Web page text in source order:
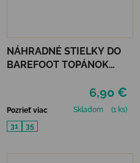
NÁHRADNÉ STIELKY DO
BAREFOOT TOPÁNOK
6,90 €
Pozrieť viac Skladom
(1 ks)
31
35